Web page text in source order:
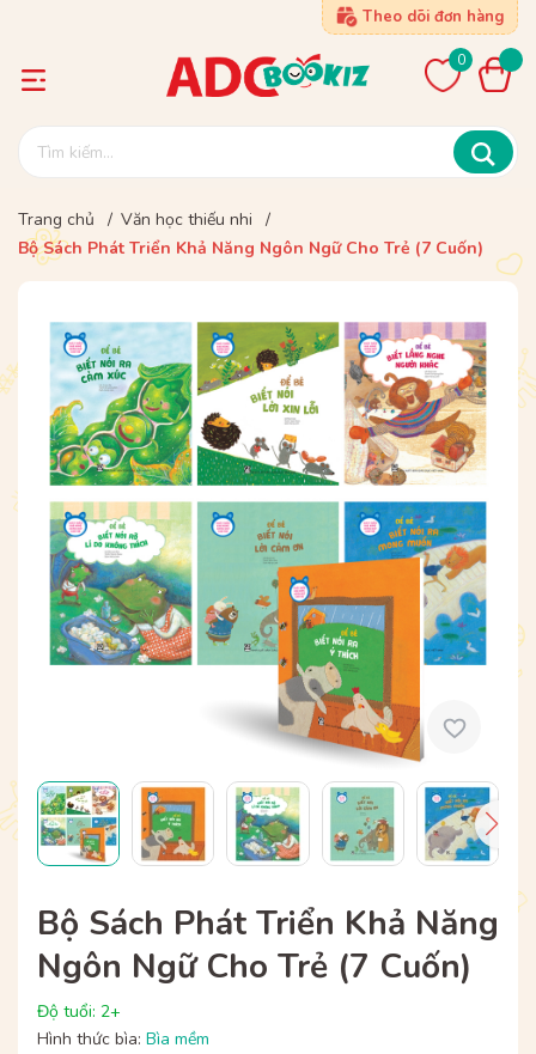
Theo dõi đơn hàng
0
Trang chủ / Văn học thiếu nhi
/
Bộ Sách Phát Triển Khả Năng Ngôn Ngữ Cho Trẻ (7 Cuốn)
Bộ Sách Phát Triển Khả Năng
Ngôn Ngữ Cho Trẻ (7 Cuốn)
Độ tuổi: 2+
Hình thức bìa: Bìa mềm